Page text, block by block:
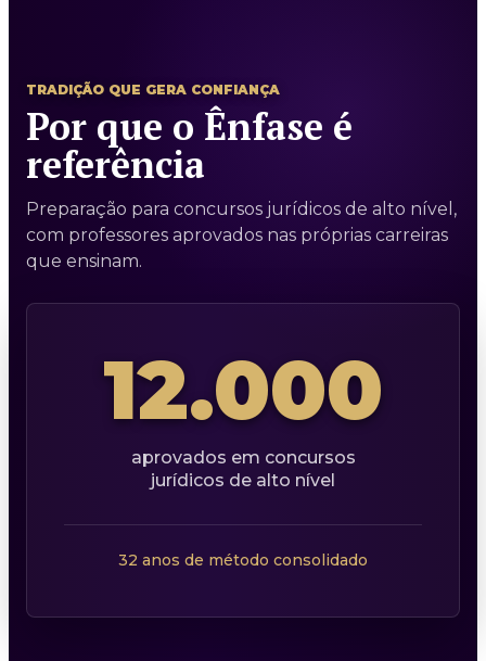
TRADIÇÃO QUE GERA CONFIANÇA
Por que o Ênfase é
referência
Preparação para concursos jurídicos de alto nível,
com professores aprovados nas próprias carreiras
que ensinam.
12.000
aprovados em concursos
jurídicos de alto nível
32 anos de método consolidado